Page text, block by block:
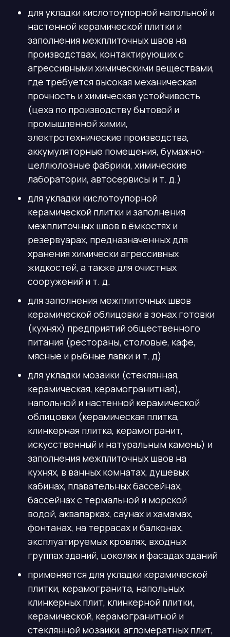
для укладки кислотоупорной напольной и
настенной керамической плитки и
заполнения межплиточных швов на
производствах, контактирующих с
агрессивными химическими веществами,
где требуется высокая механическая
прочность и химическая устойчивость
(цеха по производству бытовой и
промышленной химии,
электротехнические производства,
аккумуляторные помещения, бумажно-
целлюлозные фабрики, химические
лаборатории, автосервисы и т. д.)
для укладки кислотоупорной
керамической плитки и заполнения
межплиточных швов в ёмкостях и
резервуарах, предназначенных для
хранения химически агрессивных
жидкостей, а также для очистных
сооружений и т. д.
для заполнения межплиточных швов
керамической облицовки в зонах готовки
(кухнях) предприятий общественного
питания (рестораны, столовые, кафе,
мясные и рыбные лавки и т. д)
для укладки мозаики (стеклянная,
керамическая, керамогранитная),
напольной и настенной керамической
облицовки (керамическая плитка,
клинкерная плитка, керамогранит,
искусственный и натуральным камень) и
заполнения межплиточных швов на
кухнях, в ванных комнатах, душевых
кабинах, плавательных бассейнах,
бассейнах с термальной и морской
водой, аквапарках, саунах и хамамах,
фонтанах, на террасах и балконах,
эксплуатируемых кровлях, входных
группах зданий, цоколях и фасадах зданий
применяется для укладки керамической
плитки, керамогранита, напольных
клинкерных плит, клинкерной плитки,
керамической, керамогранитной и
стеклянной мозаики, агломератных плит,